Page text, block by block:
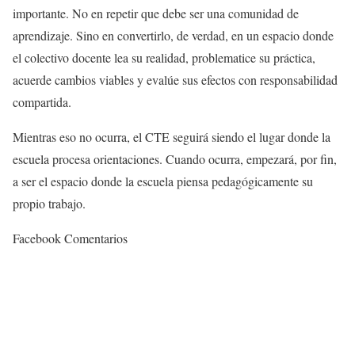
importante. No en repetir que debe ser una comunidad de
aprendizaje. Sino en convertirlo, de verdad, en un espacio donde
el colectivo docente lea su realidad, problematice su práctica,
acuerde cambios viables y evalúe sus efectos con responsabilidad
compartida.
Mientras eso no ocurra, el CTE seguirá siendo el lugar donde la
escuela procesa orientaciones. Cuando ocurra, empezará, por fin,
a ser el espacio donde la escuela piensa pedagógicamente su
propio trabajo.
Facebook Comentarios